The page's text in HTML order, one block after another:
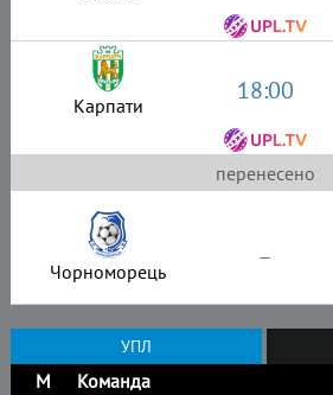
Карпати 18:00
перенесено
Чорноморець –
УПЛ
М Команда